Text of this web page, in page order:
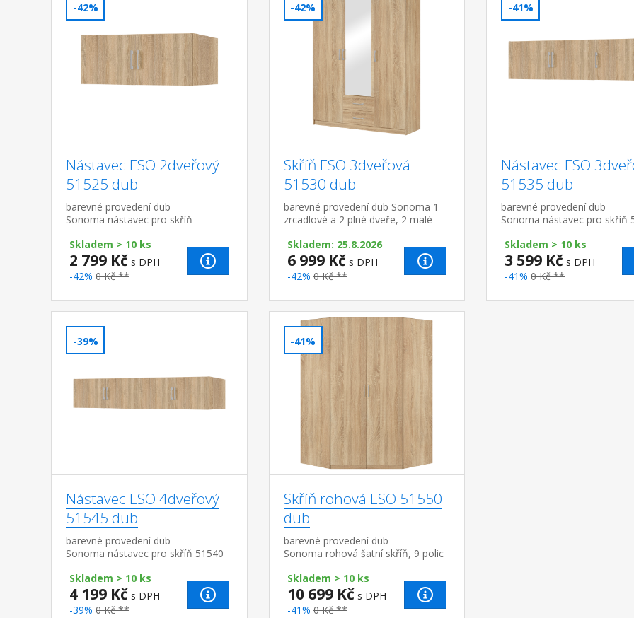
-42%
Nástavec ESO 2dveřový
51525 dub
barevné provedení dub
Sonoma nástavec pro skříň
Skladem > 10 ks
2 799 Kč s DPH
-42% 0 Kč **
-42%
Skříň ESO 3dveřová
51530 dub
barevné provedení dub Sonoma 1
zrcadlové a 2 plné dveře, 2 malé
51535
Skladem: 25.8.2026
6 999 Kč s DPH
-42% 0 Kč **
-41%
Nástavec ESO
51535 dub
barevné provedení dub
Sonoma nástavec pro skříň
Skladem > 10 ks
3 599 Kč s DPH
-41% 0 Kč **
-39%
Nástavec ESO 4dveřový
51545 dub
barevné provedení dub
Sonoma nástavec pro skříň 51540
Skladem > 10 ks
4 199 Kč s DPH
-39% 0 Kč **
-41%
Skříň rohová ESO 51550
dub
barevné provedení dub
Sonoma rohová šatní skříň, 9 polic
nástavec 51555
Skladem > 10 ks
10 699 Kč s DPH
-41% 0 Kč **